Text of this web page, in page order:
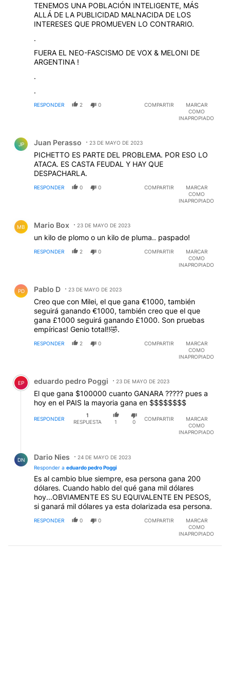
TENEMOS UNA POBLACIÓN INTELIGENTE, MÁS
ALLÁ DE LA PUBLICIDAD MALNACIDA DE LOS
INTERESES QUE PROMUEVEN LO CONTRARIO.
.
FUERA EL NEO-FASCISMO DE VOX & MELONI DE
ARGENTINA !
.
.
RESPONDER 2 0 COMPARTIR
MARCAR
COMO
INAPROPIADO
JP Juan Perasso 23 DE MAYO DE 2023
PICHETTO ES PARTE DEL PROBLEMA. POR ESO LO
ATACA. ES CASTA FEUDAL Y HAY QUE
DESPACHARLA.
RESPONDER 0 0 COMPARTIR
MARCAR
COMO
INAPROPIADO
MB Mario Box 23 DE MAYO DE 2023
un kilo de plomo o un kilo de pluma.. paspado!
RESPONDER 2 0 COMPARTIR
MARCAR
COMO
INAPROPIADO
PD Pablo D 23 DE MAYO DE 2023
Creo que con Milei, el que gana €1000, también
seguirá ganando €1000, también creo que el que
gana £1000 seguirá ganando £1000. Son pruebas
empíricas! Genio total!!🤣.
RESPONDER 2 0 COMPARTIR
MARCAR
COMO
INAPROPIADO
Comentario de eduardo pedro Poggi.
EP eduardo pedro Poggi 23 DE MAYO DE 2023
El que gana $100000 cuanto GANARA ????? pues a
hoy en el PAIS la mayoria gana en $$$$$$$$
RESPONDER
1
RESPUESTA
1 0
COMPARTIR
MARCAR
COMO
INAPROPIADO
DN Dario Nies
24 DE MAYO DE 2023
Responder a eduardo pedro Poggi
Es al cambio blue siempre, esa persona gana 200
dólares. Cuando hablo del qué gana mil dólares
hoy...OBVIAMENTE ES SU EQUIVALENTE EN PESOS,
si ganará mil dólares ya esta dolarizada esa persona.
RESPONDER 0 0 COMPARTIR
MARCAR
COMO
INAPROPIADO